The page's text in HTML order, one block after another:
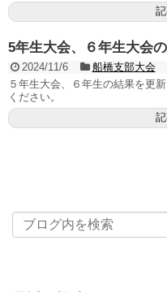
5年生大会、６年生大会
2024/11/6
船橋支部大会
５年生大会、６年生の結果を更
ください。